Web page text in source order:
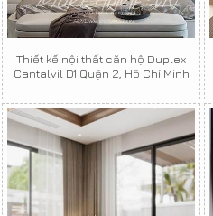
Thiết kế nội thất căn hộ Duplex
Cantalvil D1 Quận 2, Hồ Chí Minh